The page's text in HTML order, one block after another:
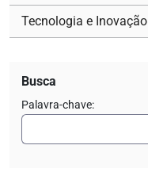
Tecnologia e Inovação
Busca
Palavra-chave: